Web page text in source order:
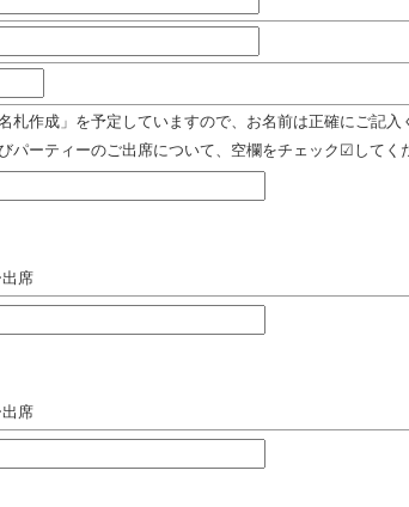
札作成」を予定していますので、お名前は正確にご記入
パーティーのご出席について、空欄をチェック☑してく
席
席